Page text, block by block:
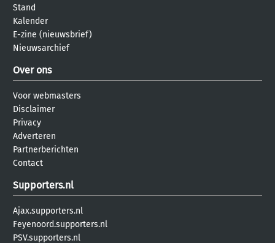
Stand
Kalender
E-zine (nieuwsbrief)
Nieuwsarchief
Over ons
Voor webmasters
Disclaimer
Privacy
Adverteren
Partnerberichten
Contact
Supporters.nl
Ajax.supporters.nl
Feyenoord.supporters.nl
PSV.supporters.nl